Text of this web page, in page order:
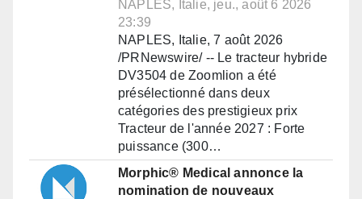
NAPLES, Italie, jeu., août 6 2026
23:39
NAPLES, Italie, 7 août 2026
/PRNewswire/ -- Le tracteur hybride
DV3504 de Zoomlion a été
présélectionné dans deux
catégories des prestigieux prix
Tracteur de l'année 2027 : Forte
puissance (300…
Morphic® Medical annonce la
nomination de nouveaux